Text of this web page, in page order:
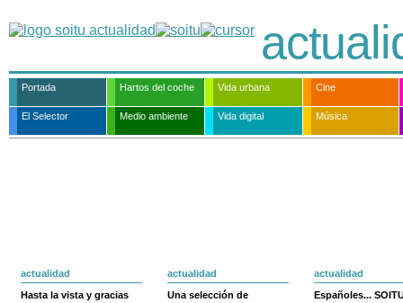
Portada Hartos del coche Vida urbana Cine
El Selector Medio ambiente Vida digital Música
actualidad
Hasta la vista y gracias
actualidad
Una selección de
actualidad
Españoles...